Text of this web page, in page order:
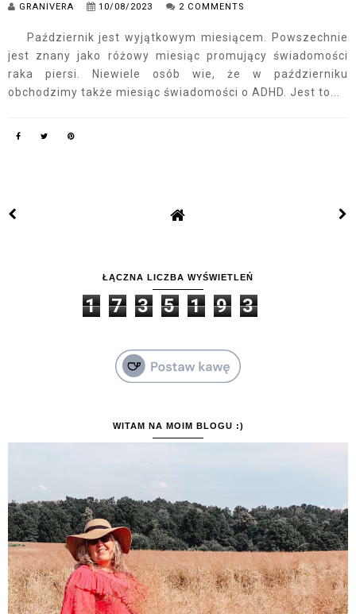
GRANIVERA 10/08/2023 2 COMMENTS
Październik jest wyjątkowym miesiącem. Powszechnie
jest znany jako różowy miesiąc promujący świadomości
raka piersi. Niewiele osób wie, że w październiku
obchodzimy także miesiąc świadomości o ADHD. Jest to...
ŁĄCZNA LICZBA WYŚWIETLEŃ
1 7 3 5 1 9 3
WITAM NA MOIM BLOGU :)